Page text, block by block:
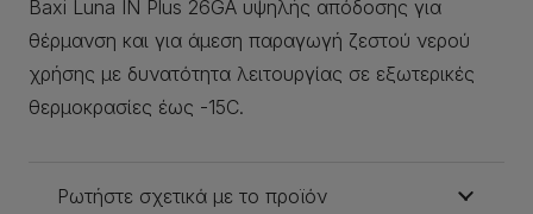
Baxi Luna IN Plus 26GA υψηλής απόδοσης για
θέρμανση και για άμεση παραγωγή ζεστού νερού
χρήσης με δυνατότητα λειτουργίας σε εξωτερικές
θερμοκρασίες έως -15C.
Ρωτήστε σχετικά με το προϊόν